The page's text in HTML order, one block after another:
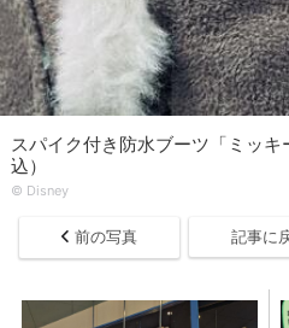
スパイク付き防水ブーツ「ミッ
込）
© Disney
前の写真 記事に